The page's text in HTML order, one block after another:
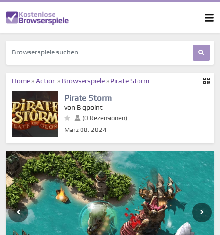
Home » Action » Browserspiele » Pirate Storm
Pirate Storm
von Bigpoint
(0 Rezensionen)
März 08, 2024